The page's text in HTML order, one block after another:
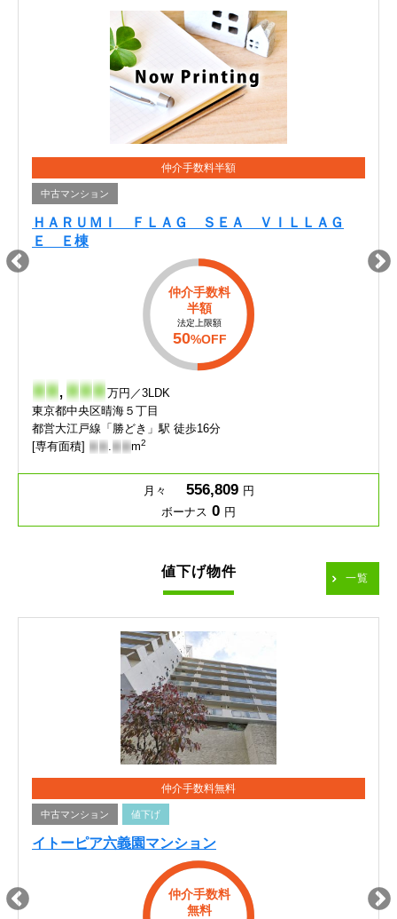
仲介手数料半額
中古マンション
ＨＡＲＵＭＩ ＦＬＡＧ ＳＥＡ ＶＩＬＬＡＧ
Ｅ Ｅ棟
仲介手数料
半額
法定上限額
50%OFF
- - ,- - - 万円／3LDK
東京都中央区晴海５丁目
都営大江戸線「勝どき」駅 徒歩16分
[専有面積] - - .- - m2
月々 556,809 円
ボーナス 0 円
値下げ物件 一覧
仲介手数料無料
中古マンション 値下げ
イトーピア六義園マンション
仲介手数料
無料